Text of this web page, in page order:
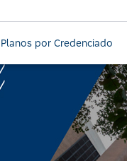
Planos por Credenciado